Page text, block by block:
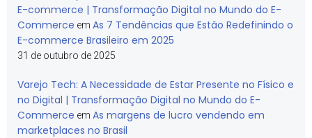
E-commerce | Transformação Digital no Mundo do E-
Commerce em As 7 Tendências que Estão Redefinindo o
E-commerce Brasileiro em 2025
31 de outubro de 2025
Varejo Tech: A Necessidade de Estar Presente no Físico e
no Digital | Transformação Digital no Mundo do E-
Commerce em As margens de lucro vendendo em
marketplaces no Brasil